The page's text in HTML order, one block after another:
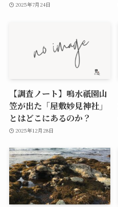
2025年7月24日
【調査ノート】鳴水祇園山
笠が出た「屋敷妙見神社」
とはどこにあるのか？
2025年12月28日